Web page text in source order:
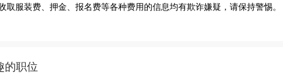
取服装费、押金、报名费等各种费用的信息均有欺诈嫌疑，请保持警惕。
的职位